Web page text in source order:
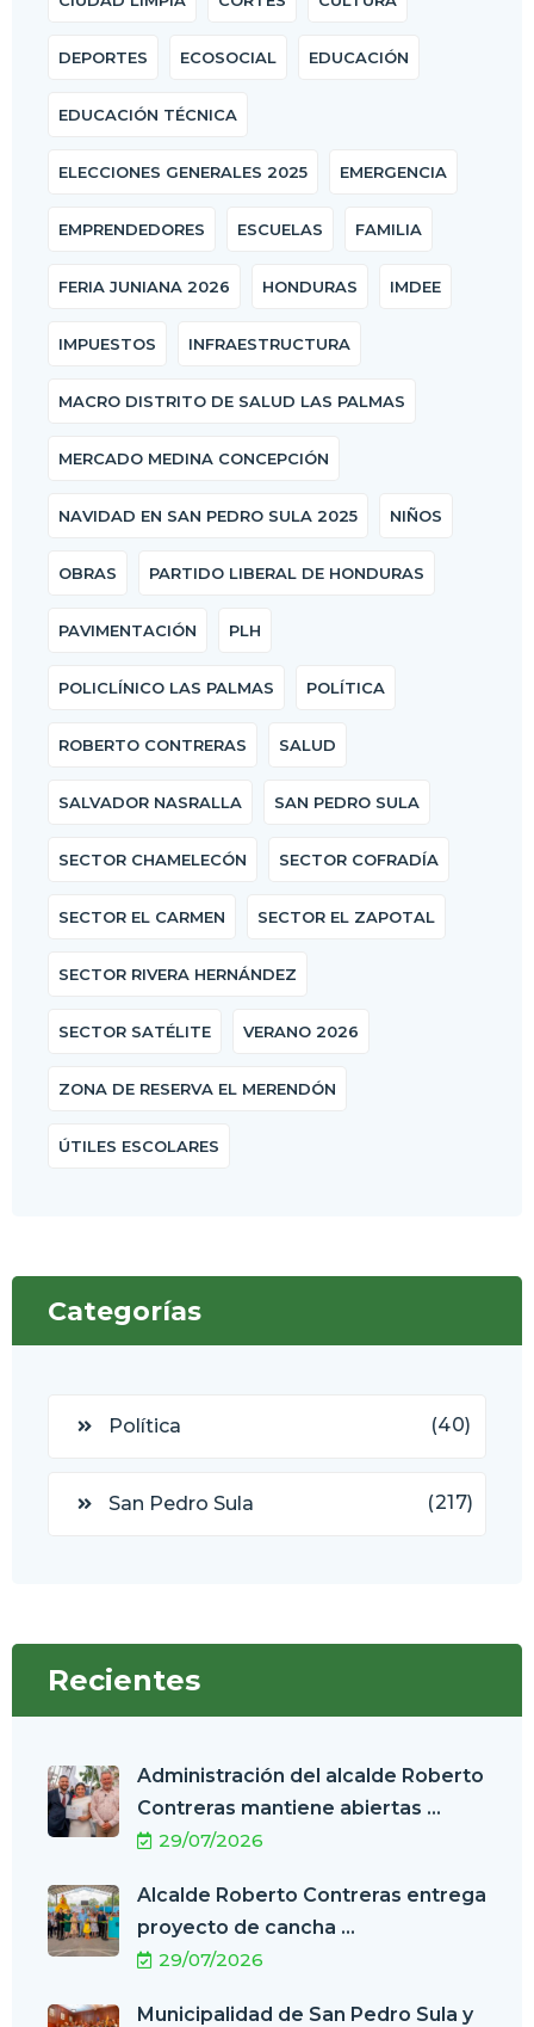
DEPORTES ECOSOCIAL EDUCACIÓN
EDUCACIÓN TÉCNICA
ELECCIONES GENERALES 2025 EMERGENCIA
EMPRENDEDORES ESCUELAS FAMILIA
FERIA JUNIANA 2026 HONDURAS IMDEE
IMPUESTOS INFRAESTRUCTURA
MACRO DISTRITO DE SALUD LAS PALMAS
MERCADO MEDINA CONCEPCIÓN
NAVIDAD EN SAN PEDRO SULA 2025 NIÑOS
OBRAS PARTIDO LIBERAL DE HONDURAS
PAVIMENTACIÓN PLH
POLICLÍNICO LAS PALMAS POLÍTICA
ROBERTO CONTRERAS SALUD
SALVADOR NASRALLA SAN PEDRO SULA
SECTOR CHAMELECÓN SECTOR COFRADÍA
SECTOR EL CARMEN SECTOR EL ZAPOTAL
SECTOR RIVERA HERNÁNDEZ
SECTOR SATÉLITE VERANO 2026
ZONA DE RESERVA EL MERENDÓN
ÚTILES ESCOLARES
Categorías
Política (40)
San Pedro Sula (217)
Recientes
Administración del alcalde Roberto
Contreras mantiene abiertas ...
29/07/2026
Alcalde Roberto Contreras entrega
proyecto de cancha ...
29/07/2026
Municipalidad de San Pedro Sula y